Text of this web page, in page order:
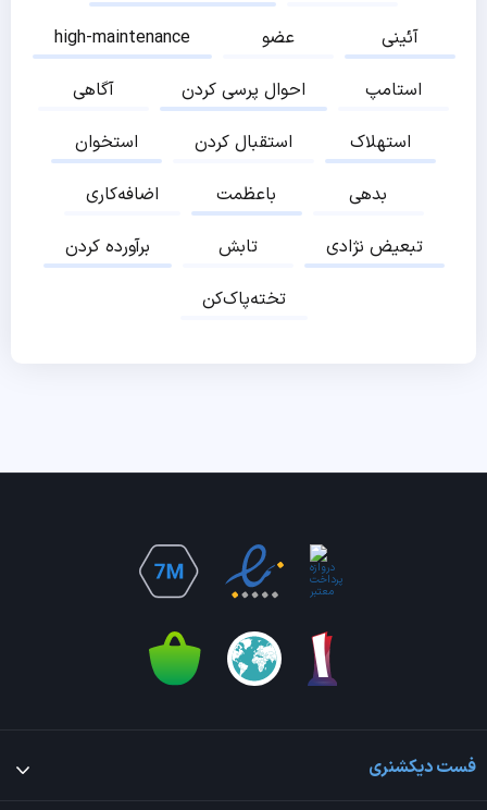
high-maintenance
عضو
آئینی
آگاهی
احوال پرسی کردن
استامپ
استخوان
استقبال کردن
استهلاک
اضافه‌کاری
باعظمت
بدهی
برآورده کردن
تابش
تبعیض نژادی
تخته‌پاک‌کن
فست دیکشنری